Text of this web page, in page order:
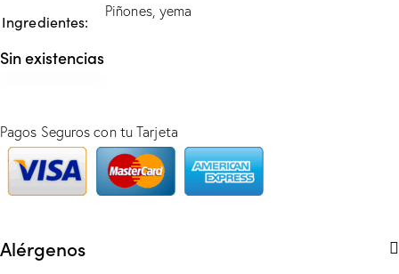
Ingredientes
Piñones, yema
Sin existencias
Pagos Seguros con tu Tarjeta
Alérgenos